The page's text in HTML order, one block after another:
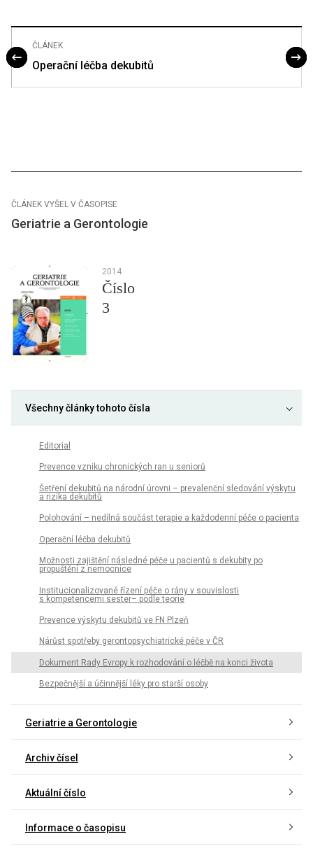
ČLÁNEK
Operační léčba dekubitů
ČLÁNEK VYŠEL V ČASOPISE
Geriatrie a Gerontologie
2014
Číslo
3
Všechny články tohoto čísla
Editorial
Prevence vzniku chronických ran u seniorů
Šetření dekubitů na národní úrovni – prevalenční sledování výskytu
a rizika dekubitů
Polohování – nedílná součást terapie a každodenní péče o pacienta
Operační léčba dekubitů
Možnosti zajištění následné péče u pacientů s dekubity po
propuštění z nemocnice
Institucionalizované řízení péče o rány v souvislosti
s kompetencemi sester– podle teorie
Prevence výskytu dekubitů ve FN Plzeň
Nárůst spotřeby gerontopsychiatrické péče v ČR
Dokument Rady Evropy k rozhodování o léčbě na konci života
Bezpečnější a účinnější léky pro starší osoby
Geriatrie a Gerontologie
Archiv čísel
Aktuální číslo
Informace o časopisu